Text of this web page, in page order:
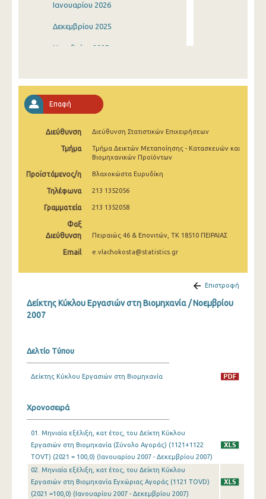
Ιανουαρίου 2026
Δεκεμβρίου 2025
Νοεμβρίου 2025
Αυγούστου 2025
Ιουλίου 2025
Ιουνίου 2025
Μαΐου 2025
Μαρτίου 2025
Φεβρουαρίου 2025
Νοεμβρίου 2024
Σεπτεμβρίου 2024
Ιουνίου 2024
Μαΐου 2024
Απριλίου 2024
Μαρτίου 2024
Επαφή
Διεύθυνση Διεύθυνση Στατιστικών Επιχειρήσεων
Τμήμα
Τμήμα Δεικτών Μεταποίησης - Κατασκευών και
Βιομηχανικών Προϊόντων
Προϊστάμενος/η Βλαχοκώστα Ευρυδίκη
Τηλέφωνα 213 1352056
Γραμματεία 213 1352058
Φαξ
Διεύθυνση
Πειραιώς 46 & Επονιτών, ΤΚ 18510 ΠΕΙΡΑΙΑΣ
Email e.vlachokosta@statistics.gr
Επιστροφή
Δείκτης Κύκλου Εργασιών στη Βιομηχανία / Νοεμβρίου
2007
Δελτίο Τύπου
Δείκτης Κύκλου Εργασιών στη Βιομηχανία
Χρονοσειρά
01. Μηνιαία εξέλιξη, κατ έτος, του Δείκτη Κύκλου
Εργασιών στη Βιομηχανία (Σύνολο Αγοράς) (1121+1122
TOVT) (2021 = 100,0) (Ιανουαρίου 2007 - Δεκεμβρίου 2007)
02. Μηνιαία εξέλιξη, κατ έτος, του Δείκτη Κύκλου
Εργασιών στη Βιομηχανία Εγχώριας Αγοράς (1121 TOVD)
(2021 =100,0) (Ιανουαρίου 2007 - Δεκεμβρίου 2007)